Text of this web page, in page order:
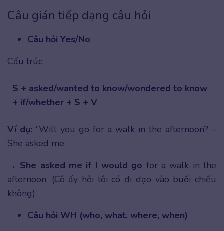
Câu gián tiếp dạng câu hỏi
Câu hỏi Yes/No
Cấu trúc:
S + asked/wanted to know/wondered to know
+ if/whether + S + V
Ví dụ: “Will you go for a walk in the afternoon? –
She asked me.
→ She asked me if I would go for a walk in the
afternoon. (Cô ấy hỏi tôi có đi dạo vào buổi chiều
không).
Câu hỏi WH (who, what, where, when)